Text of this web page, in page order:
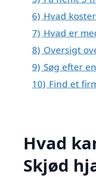
6) Hvad
7) Hvad er
8) Oversigt
9) Søg efter
10) Find et
Hvad
Skjød